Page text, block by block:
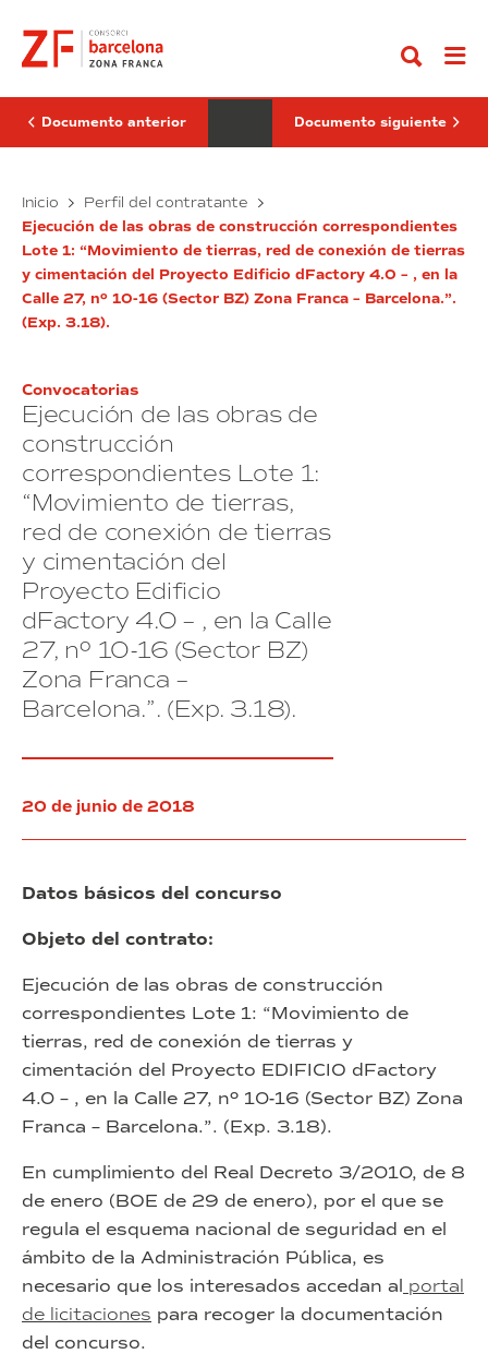
contenido
proyecto
de
corrección
la
contaminación
en
el
emplazamiento
situado
en
la
D
del
Polígono
Industrial
la
Zona
Franca
de
Barcelona
Documento anterior
del
edificio
núm.
84
de
Barcelona
Documento siguiente
Inicio Perfil del contratante
Ejecución de las obras de construcción correspondientes
Lote 1: “Movimiento de tierras, red de conexión de tierras
y cimentación del Proyecto Edificio dFactory 4.0 – , en la
Calle 27, nº 10-16 (Sector BZ) Zona Franca – Barcelona.”.
(Exp. 3.18).
Convocatorias
Ejecución de las obras de
construcción
correspondientes Lote 1:
“Movimiento de tierras,
red de conexión de tierras
y cimentación del
Proyecto Edificio
dFactory 4.0 – , en la Calle
27, nº 10-16 (Sector BZ)
Zona Franca –
Barcelona.”. (Exp. 3.18).
20 de junio de 2018
Datos básicos del concurso
Objeto del contrato:
Ejecución de las obras de construcción
correspondientes Lote 1: “Movimiento de
tierras, red de conexión de tierras y
cimentación del Proyecto EDIFICIO dFactory
4.0 – , en la Calle 27, nº 10-16 (Sector BZ) Zona
Franca – Barcelona.”. (Exp. 3.18).
En cumplimiento del Real Decreto 3/2010, de 8
de enero (BOE de 29 de enero), por el que se
regula el esquema nacional de seguridad en el
ámbito de la Administración Pública, es
necesario que los interesados accedan al portal
de licitaciones para recoger la documentación
del concurso.
del
proyecto
de
corrección
de
la
las
aguas
subterráneas
en
el
emplazamiento
en
la
calle
D
nº
50
del
Polígono
Industrial
la
Franca
Barcelona
las
obras
de
derribo
la
núm.
Barcelona